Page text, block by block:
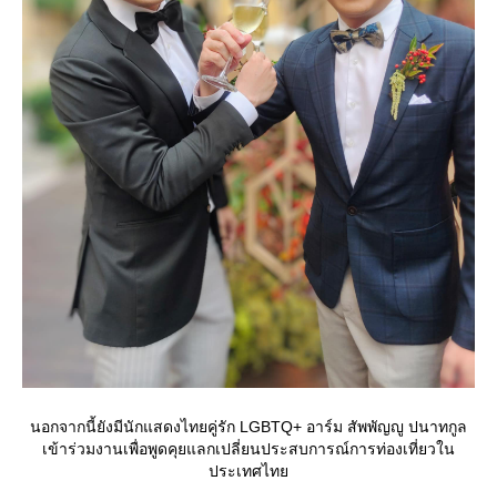
นอกจากนี้ยังมีนักแสดงไทยคู่รัก LGBTQ+ อาร์ม สัพพัญญู ปนาทกูล
เข้าร่วมงานเพื่อพูดคุยแลกเปลี่ยนประสบการณ์การท่องเที่ยวใน
ประเทศไท